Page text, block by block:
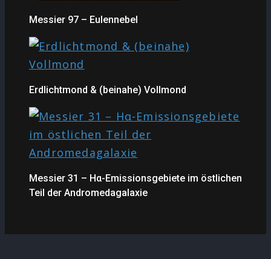
Messier 97 – Eulennebel
Erdlichtmond & (beinahe) Vollmond
Messier 31 – Hα-Emissionsgebiete im östlichen
Teil der Andromedagalaxie